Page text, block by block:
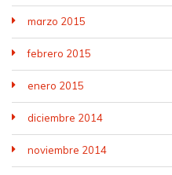
marzo 2015
febrero 2015
enero 2015
diciembre 2014
noviembre 2014